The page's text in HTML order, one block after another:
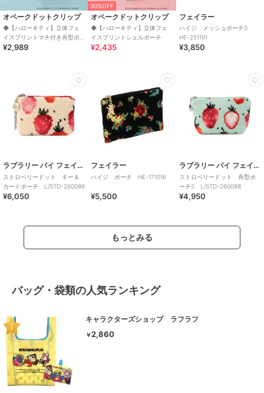
オペークドットクリップ
◆【ハローキティ】立体フェ
イスプリントマチ付き舟型ポ
ーチ
¥2,989
30%OFF
オペークドットクリップ
◆【ハローキティ】立体フェ
イスプリントシェルポーチ
¥2,435
フェイラー
ハイジ メッシュポーチS
HE-251191
¥3,850
ラブラリー バイ フェイラー
ストロベリードット キー＆
カードポーチ L/STD-260089
¥6,050
フェイラー
ハイジ ポーチ HE-171016
¥5,500
ラブラリー バイ フェイラー
ストロベリードット 舟型ポ
ーチS L/STD-260088
¥4,950
もっとみる
バッグ・袋類の人気ランキング
キャラクターズショップ ラフラフ
￥2,860